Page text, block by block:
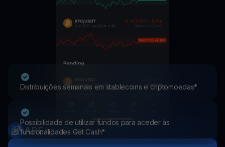
Distribuições semanais em stablecoins e criptomoedas*
Possibilidade de utilizar fundos para aceder às
funcionalidades Get Cash*
APEApeCoin